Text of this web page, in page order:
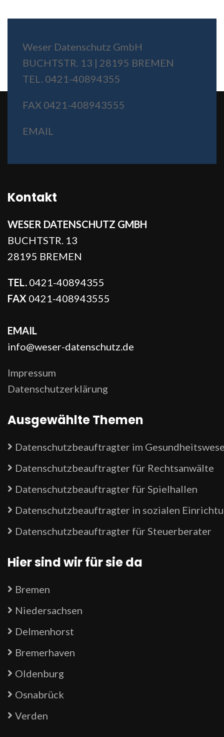
Weser Datenschutz GmbH
BUCHTSTR. 13 | 28195 BREMEN
TEL. 0421-40894355
FAX 0421-408943555
EMAIL
Kontakt
WESER DATENSCHUTZ GMBH
BUCHTSTR. 13
28195 BREMEN
TEL. 0421-40894355
FAX 0421-408943555
EMAIL
info@weser-datenschutz.de
Impressum
Datenschutzerklärung
Ausgewählte Themen
Datenschutzbeauftragter im
Datenschutzbeauftragter für Rechtsanwälte
Datenschutzbeauftragter für Spielhallen
Datenschutzbeauftragter in sozialen
Datenschutzbeauftragter für Steuerberater
Hier sind wir für sie da
Bremen
Niedersachsen
Delmenhorst
Bremerhaven
Oldenburg
Osnabrück
Verden